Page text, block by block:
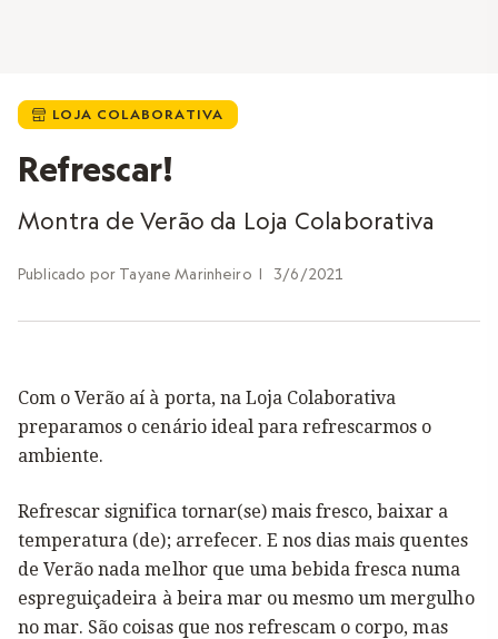
 LOJA COLABORATIVA
Refrescar!
Montra de Verão da Loja Colaborativa
Publicado por Tayane Marinheiro | 3/6/2021
Com o Verão aí à porta, na Loja Colaborativa
preparamos o cenário ideal para refrescarmos o
ambiente.
Refrescar significa tornar(se) mais fresco, baixar a
temperatura (de); arrefecer. E nos dias mais quentes
de Verão nada melhor que uma bebida fresca numa
espreguiçadeira à beira mar ou mesmo um mergulho
no mar. São coisas que nos refrescam o corpo, mas